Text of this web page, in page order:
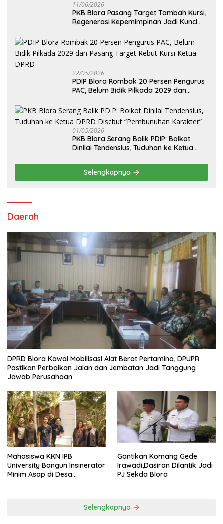
11/06/2026
PKB Blora Pasang Target Tambah Kursi,
Regenerasi Kepemimpinan Jadi Kunci
22/05/2026
PDIP Blora Rombak 20 Persen Pengurus
PAC, Belum Bidik Pilkada 2029 dan
01/05/2026
PKB Blora Serang Balik PDIP: Boikot
Dinilai Tendensius, Tuduhan ke Ketua
Selengkapnya
Daerah
DPRD Blora Kawal Mobilisasi Alat Berat Pertamina, DPUPR
Pastikan Perbaikan Jalan dan Jembatan Jadi Tanggung
Jawab Perusahaan
Mahasiswa KKN IPB
University Bangun Insinerator
Minim Asap di Desa
Gantikan Komang Gede
Irawadi,Dasiran Dilantik Jadi
PJ Sekda Blora
Selengkapnya